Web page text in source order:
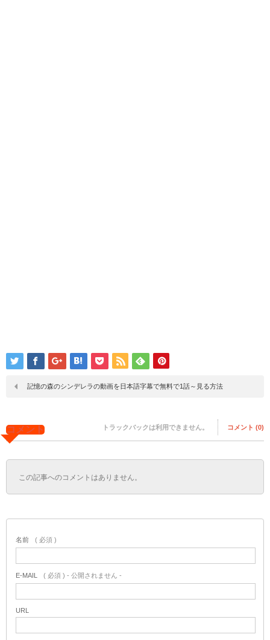
記憶の森のシンデレラの動画を日本語字幕で無料で1話～見る方法
コメント トラックバックは利用できません。 コメント (0)
この記事へのコメントはありません。
名前 ( 必須 )
E-MAIL ( 必須 ) - 公開されません -
URL